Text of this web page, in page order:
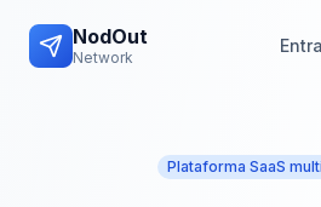
NodOut
Network
Plataforma SaaS